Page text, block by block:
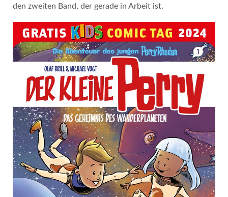
den zweiten Band, der gerade in Arbeit ist.